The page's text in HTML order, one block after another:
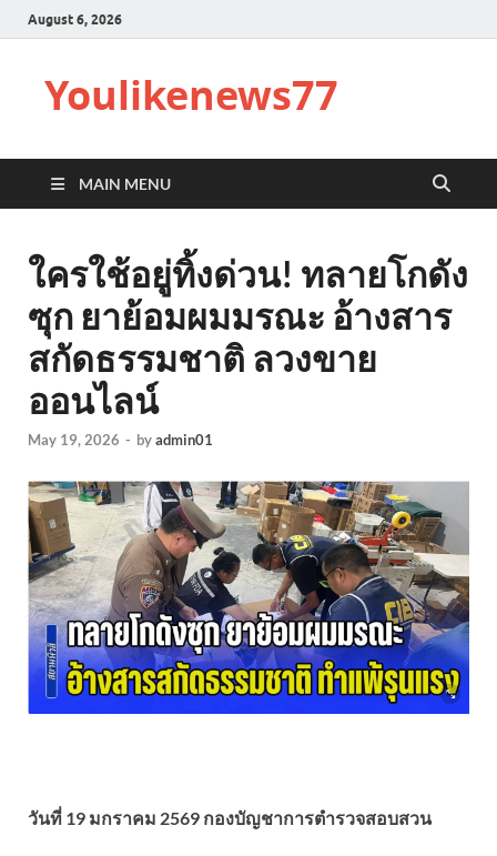
August 6, 2026
Youlikenews77
MAIN MENU
ใครใช้อยู่ทิ้งด่วน! ทลายโกดัง
ซุก ยาย้อมผมมรณะ อ้างสาร
สกัดธรรมชาติ ลวงขาย
ออนไลน์
May 19, 2026 - byadmin01
วันที่ 19 มกราคม 2569 กองบัญชาการตำรวจสอบสวน